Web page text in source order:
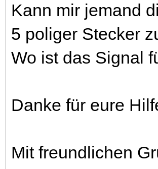
Kann mir jemand
5 poliger Stecker
Wo ist das Signal
Danke für eure
Mit freundlichen